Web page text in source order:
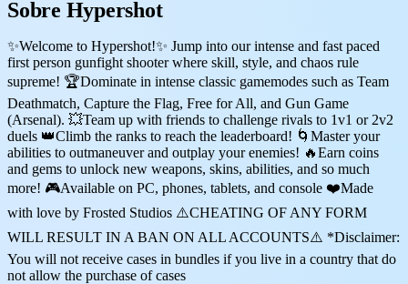
Sobre Hypershot
✨Welcome to Hypershot!✨ Jump into our intense and fast paced
first person gunfight shooter where skill, style, and chaos rule
supreme! 🏆Dominate in intense classic gamemodes such as Team
Deathmatch, Capture the Flag, Free for All, and Gun Game
(Arsenal). 💥Team up with friends to challenge rivals to 1v1 or 2v2
duels 👑Climb the ranks to reach the leaderboard! 🌀Master your
abilities to outmaneuver and outplay your enemies! 🔥Earn coins
and gems to unlock new weapons, skins, abilities, and so much
more! 🎮Available on PC, phones, tablets, and console ❤️Made
with love by Frosted Studios ⚠️CHEATING OF ANY FORM
WILL RESULT IN A BAN ON ALL ACCOUNTS⚠️ *Disclaimer:
You will not receive cases in bundles if you live in a country that do
not allow the purchase of cases